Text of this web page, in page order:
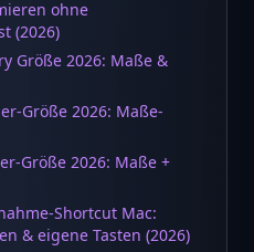
ohne
(2026)
Größe 2026: Maße &
Größe 2026: Maße-
Größe 2026: Maße +
Shortcut Mac:
& eigene Tasten (2026)